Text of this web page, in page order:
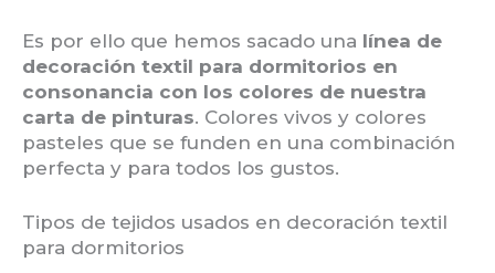
Es por ello que hemos sacado una línea de
decoración textil para dormitorios en
consonancia con los colores de nuestra
carta de pinturas. Colores vivos y colores
pasteles que se funden en una combinación
perfecta y para todos los gustos.
Tipos de tejidos usados en decoración textil
para dormitorios